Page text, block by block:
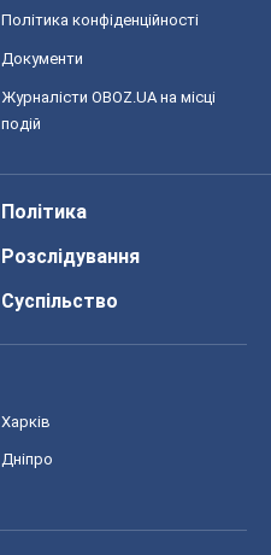
Політика конфіденційності
Документи
Журналісти OBOZ.UA на місці
подій
Політика
Розслідування
Суспільство
Харків
Дніпро